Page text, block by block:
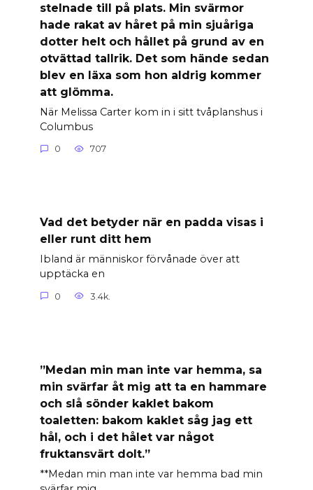
stelnade till på plats. Min svärmor
hade rakat av håret på min sjuåriga
dotter helt och hållet på grund av en
otvättad tallrik. Det som hände sedan
blev en läxa som hon aldrig kommer
att glömma.
När Melissa Carter kom in i sitt tvåplanshus i
Columbus
0 707
Vad det betyder när en padda visas i
eller runt ditt hem
Ibland är människor förvånade över att
upptäcka en
0 3.4k.
”Medan min man inte var hemma, sa
min svärfar åt mig att ta en hammare
och slå sönder kaklet bakom
toaletten: bakom kaklet såg jag ett
hål, och i det hålet var något
fruktansvärt dolt.”
**Medan min man inte var hemma bad min